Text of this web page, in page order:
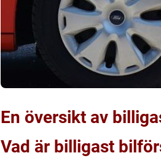
En översikt av
Vad är billigast